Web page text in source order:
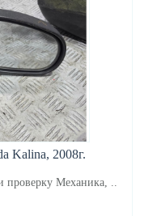
Kalina, 2008г.
проверку Механика, ..